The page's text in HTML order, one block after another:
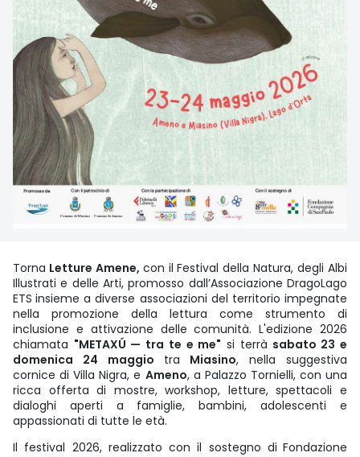
Torna Letture Amene, con il Festival della Natura, degli Albi
Illustrati e delle Arti, promosso dall’Associazione DragoLago
ETS insieme a diverse associazioni del territorio impegnate
nella promozione della lettura come strumento di
inclusione e attivazione delle comunità. L'edizione 2026
chiamata "METAXÚ — tra te e me" si terrà sabato 23 e
domenica 24 maggio tra Miasino, nella suggestiva
cornice di Villa Nigra, e Ameno, a Palazzo Tornielli, con una
ricca offerta di mostre, workshop, letture, spettacoli e
dialoghi aperti a famiglie, bambini, adolescenti e
appassionati di tutte le età.
Il festival 2026, realizzato con il sostegno di Fondazione